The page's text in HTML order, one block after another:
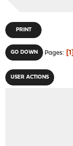
PRINT
GO DOWN Pages 1
USER ACTIONS